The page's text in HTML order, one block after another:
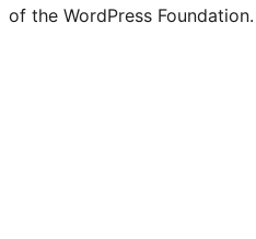
of the WordPress Foundation.